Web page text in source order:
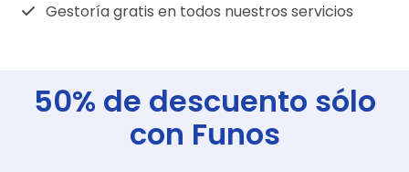
Gestoría gratis en todos nuestros servicios
50% de descuento sólo
con Funos